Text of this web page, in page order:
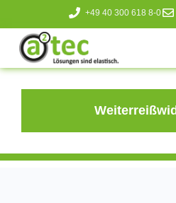
+49 40 300 618 8-0